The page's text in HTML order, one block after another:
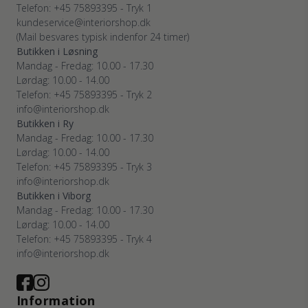
Telefon: +45 75893395 - Tryk 1
kundeservice@interiorshop.dk
(Mail besvares typisk indenfor 24 timer)
Butikken i Løsning
Mandag - Fredag: 10.00 - 17.30
Lørdag: 10.00 - 14.00
Telefon: +45 75893395 - Tryk 2
info@interiorshop.dk
Butikken i Ry
Mandag - Fredag: 10.00 - 17.30
Lørdag: 10.00 - 14.00
Telefon: +45 75893395 - Tryk 3
info@interiorshop.dk
Butikken i Viborg
Mandag - Fredag: 10.00 - 17.30
Lørdag: 10.00 - 14.00
Telefon: +45 75893395 - Tryk 4
info@interiorshop.dk
Information